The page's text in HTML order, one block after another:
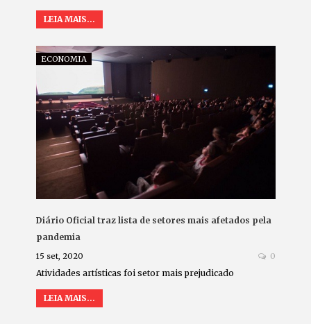
LEIA MAIS...
ECONOMIA
Diário Oficial traz lista de setores mais afetados pela
pandemia
15 set, 2020 0
Atividades artísticas foi setor mais prejudicado
LEIA MAIS...